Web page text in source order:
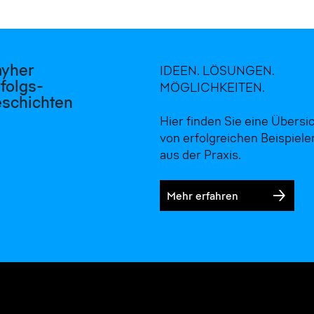
IDEEN. LÖSUNGEN.
MÖGLICHKEITEN.
Hier finden Sie eine
von erfolgreichen
aus der Praxis.
Mehr erfahren